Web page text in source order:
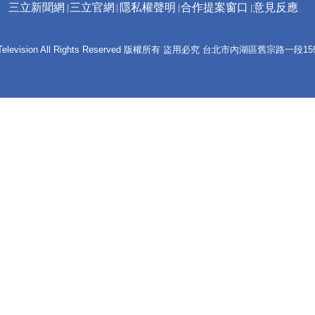
三立新聞網 三立官網 隱私權聲明 合作提案窗口 意見反應
All Rights Reserved 版權所有 盜用必究 台北市內湖區舊宗路一段